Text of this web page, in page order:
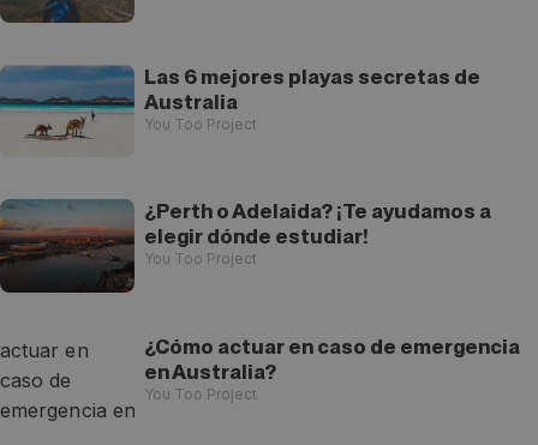
Las 6 mejores playas secretas de
Australia
You Too Project
¿Perth o Adelaida? ¡Te ayudamos a
elegir dónde estudiar!
You Too Project
¿Cómo actuar en caso de emergencia
en Australia?
You Too Project